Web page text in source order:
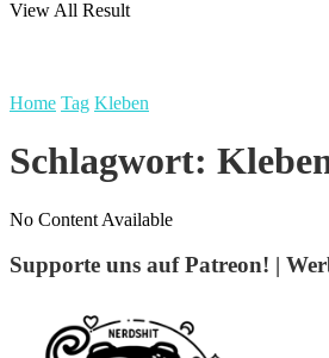
View All Result
Home Tag Kleben
Schlagwort:
No Content Available
Supporte uns auf Patreon! |